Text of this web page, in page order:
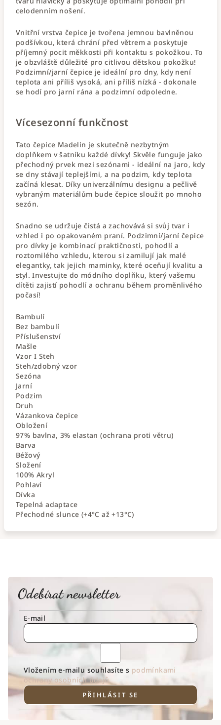
celodenním nošení.
Vnitřní vrstva čepice je tvořena jemnou bavlněnou
podšívkou, která chrání před větrem a poskytuje
příjemný pocit měkkosti při kontaktu s pokožkou. To
je obzvláště důležité pro citlivou dětskou pokožku!
Podzimní/jarní čepice je ideální pro dny, kdy není
teplota ani příliš vysoká, ani příliš nízká - dokonale
se hodí pro jarní rána a podzimní odpoledne.
Vícesezonní funkčnost
Tato čepice Madelin je skutečně nezbytným
doplňkem v šatníku každé dívky! Skvěle funguje jako
přechodný prvek mezi sezónami - ideální na jaro, kdy
se dny stávají teplejšími, a na podzim, kdy teplota
začíná klesat. Díky univerzálnímu designu a pečlivě
vybraným materiálům bude čepice sloužit po mnoho
sezón.
Snadno se udržuje čistá a zachovává si svůj tvar i
vzhled i po opakovaném praní. Podzimní/jarní čepice
pro dívky je kombinací praktičnosti, pohodlí a
roztomilého vzhledu, kterou si zamilují jak malé
elegantky, tak jejich maminky, které oceňují kvalitu a
styl. Investujte do módního doplňku, který vašemu
dítěti zajistí pohodlí a ochranu během proměnlivého
počasí!
Bambulí
Bez bambulí
Příslušenství
Mašle
Vzor I Steh
Steh/zdobný vzor
Sezóna
Jarní
Podzim
Druh
Vázankova čepice
Obložení
97% bavlna, 3% elastan (ochrana proti větru)
Barva
Béžový
Složení
100% Akryl
Pohlaví
Dívka
Tepelná adaptace
Přechodné slunce (+4°C až +13°C)
Odebírat newsletter
E-mail
Vložením e-mailu souhlasíte s podmínkami
ochrany osobních údajů
PŘIHLÁSIT SE